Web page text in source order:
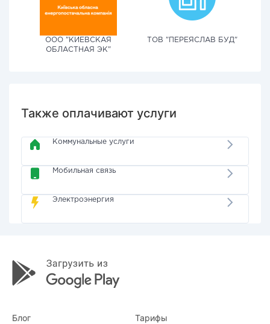
ООО "КИЕВСКАЯ
ОБЛАСТНАЯ ЭК"
ТОВ "ПЕРЕЯСЛАВ БУД"
Также оплачивают услуги
Коммунальные услуги
Мобильная связь
Электроэнергия
Блог Тарифы